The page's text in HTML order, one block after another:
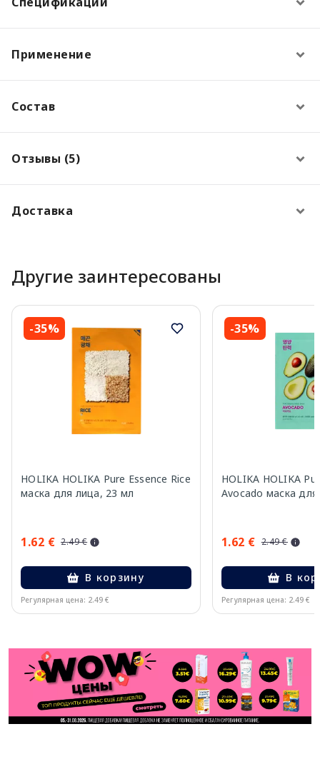
Применение
Состав
Отзывы (5)
Доставка
Другие заинтересованы
-35%
HOLIKA HOLIKA Pure Essence Rice
маска для лица, 23 мл
1.62 € 2.49 €
В корзину
Регулярная цена: 2.49 €
-35%
HOLIKA HOLIKA
Avocado маска
1.62 € 2.49 €
В
Регулярная цена: 2.49 €